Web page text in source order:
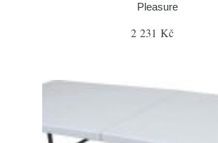
Pleasure
2 231 Kč